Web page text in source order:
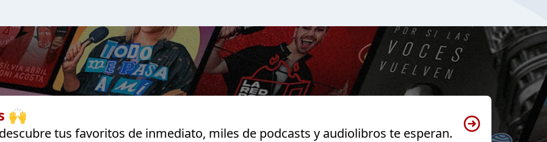
🙌
tus favoritos de inmediato, miles de podcasts y audiolibros te esperan.